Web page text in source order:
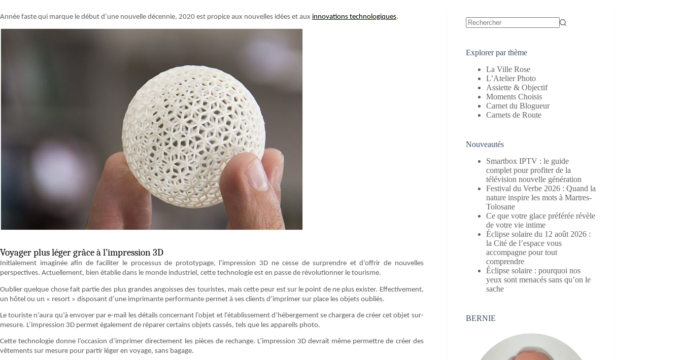
Année faste qui marque le début d’une nouvelle décennie, 2020 est propice aux nouvelles idées et aux innovations technologiques.
Voyager plus léger grâce à l’impression 3D
Initialement imaginée afin de faciliter le processus de prototypage, l’impression 3D ne cesse de surprendre et d’offrir de nouvelles
perspectives. Actuellement, bien établie dans le monde industriel, cette technologie est en passe de révolutionner le tourisme.
Oublier quelque chose fait partie des plus grandes angoisses des touristes, mais cette peur est sur le point de ne plus exister. Effectivement,
un hôtel ou un « resort » disposant d’une imprimante performante permet à ses clients d’imprimer sur place les objets oubliés.
Le touriste n’aura qu’à envoyer par e-mail les détails concernant l’objet et l’établissement d’hébergement se chargera de créer cet objet sur-
mesure. L’impression 3D permet également de réparer certains objets cassés, tels que les appareils photo.
Cette technologie donne l’occasion d’imprimer directement les pièces de rechange. L’impression 3D devrait même permettre de créer des
vêtements sur mesure pour partir léger en voyage, sans bagage.
Explorer par thème
La Ville Rose
L’Atelier Photo
Assiette & Objectif
Moments Choisis
Carnet du Blogueur
Carnets de Route
Nouveautés
Smartbox IPTV : le guide
complet pour profiter de la
télévision nouvelle génération
Festival du Verbe 2026 : Quand la
nature inspire les mots à Martres-
Tolosane
Ce que votre glace préférée révèle
de votre vie intime
Éclipse solaire du 12 août 2026 :
la Cité de l’espace vous
accompagne pour tout
comprendre
Éclipse solaire : pourquoi nos
yeux sont menacés sans qu’on le
sache
BERNIE